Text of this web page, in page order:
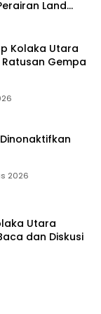
Lande
Kolaka Utara
Ratusan Gempa
2026
Utara
dan Diskusi